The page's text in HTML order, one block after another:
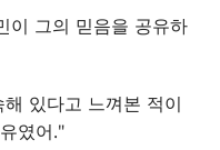
이 그의 믿음을 공유하
있다고 느껴본 적이
였어."